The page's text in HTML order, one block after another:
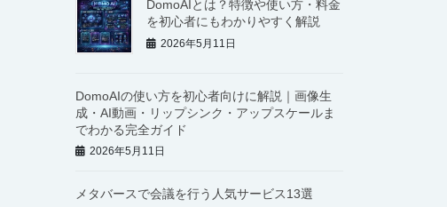
DomoAIとは？特徴や使い方・料金
を初心者にもわかりやすく解説
2026年5月11日
DomoAIの使い方を初心者向けに解説｜画像生
成・AI動画・リップシンク・アップスケールま
でわかる完全ガイド
2026年5月11日
メタバースで会議を行う人気サービス13選